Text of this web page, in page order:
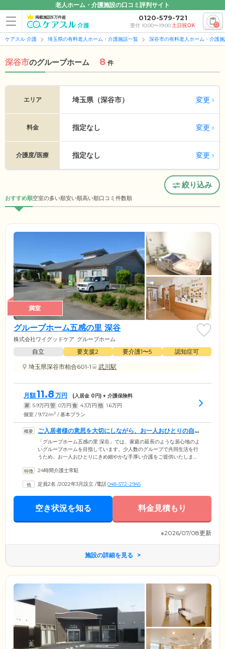
老人ホーム・介護施設の口コミ評判サイト
掲載施設5万件超 0120-579-721
受付 10:00〜19:00土日祝OK 0
ケアスル 介護 埼玉県の有料老人ホーム・介護施設一覧 深谷市の有料老人ホーム・介護
深谷市のグループホーム 8 件
エリア 埼玉県（深谷市） 変更
料金 指定なし 変更
介護度/医療 指定なし 変更
絞り込み
おすすめ順空室の多い順安い順高い順口コミ件数順
満室
グループホーム五感の里 深谷
株式会社ワイグッドケア グループホーム
自立 要支援2 要介護1〜5
認知症可
埼玉県深谷市柏合601-1
武川駅
月額11.8 万円 (入居金 0円) + 介護保険料
家 5.9万円 管 0万円 食 4.3万円 他 1.6万円
個室 / 9.72m2 / 基本プラン
ご入居者様の意思を大切にしながら、お一人おひとりの自立
を支援します
「グループホーム五感の里 深谷」では、家庭の延長のような居心地のよ
いグループホームを目指しています。少人数のグループで共同生活を行
うため、お一人おひとりにきめ細やかな手厚い介護をご提供いたしま
ご安心ください。施設ではご自身の普段の生活をなるべく自立して行っ
ポート。必要に応じてお手伝いさせていただきます。ご家族様とコミュ
ニケーションをとりながら、一緒にご入居者様のセカンドライフを支え
24時間介護士常駐
定員2名 /2022年3月設立 /電話048-572-2945
空き状況を知る 料金見積もり
※2026/07/08更新
施設の詳細を見る